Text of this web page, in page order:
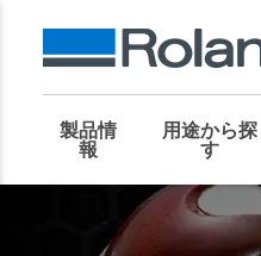
製品情
報
用途から探
す